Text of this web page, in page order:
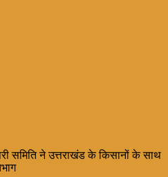
समिति ने उत्तराखंड के किसानों के साथ